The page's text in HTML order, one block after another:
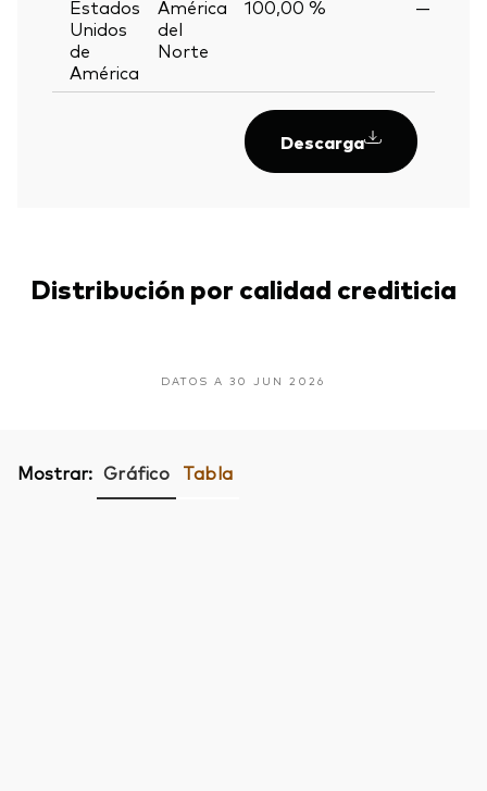
Estados
Unidos
de
América
América
del
Norte
100,00 % —
Descarga
Distribución por calidad crediticia
DATOS A 30 JUN 2026
Mostrar: Gráfico Tabla